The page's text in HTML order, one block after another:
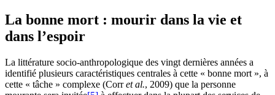
La bonne mort : mourir dans la vie et
dans l’espoir
La littérature socio-anthropologique des vingt dernières années a
identifié plusieurs caractéristiques centrales à cette « bonne mort », à
cette « tâche » complexe (Corret al., 2009) que la personne